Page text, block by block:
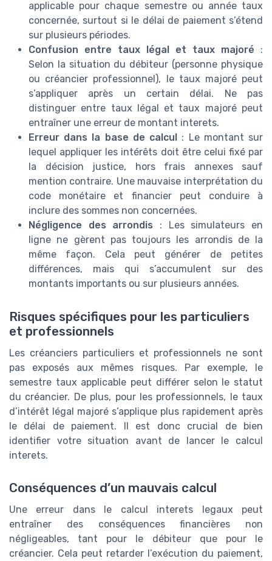
applicable pour chaque semestre ou année taux
concernée, surtout si le délai de paiement s’étend
sur plusieurs périodes.
Confusion entre taux légal et taux majoré :
Selon la situation du débiteur (personne physique
ou créancier professionnel), le taux majoré peut
s’appliquer après un certain délai. Ne pas
distinguer entre taux légal et taux majoré peut
entraîner une erreur de montant interets.
Erreur dans la base de calcul
: Le montant sur
lequel appliquer les intérêts doit être celui fixé par
la décision justice, hors frais annexes sauf
mention contraire. Une mauvaise interprétation du
code monétaire et financier peut conduire à
inclure des sommes non concernées.
Négligence des arrondis : Les simulateurs en
ligne ne gèrent pas toujours les arrondis de la
même façon. Cela peut générer de petites
différences, mais qui s’accumulent sur des
montants importants ou sur plusieurs années.
Risques spécifiques pour les particuliers
et professionnels
Les créanciers particuliers et professionnels ne sont
pas exposés aux mêmes risques. Par exemple, le
semestre taux applicable peut différer selon le statut
du créancier. De plus, pour les professionnels, le taux
d’intérêt légal majoré s’applique plus rapidement après
le délai de paiement. Il est donc crucial de bien
identifier votre situation avant de lancer le calcul
interets.
Conséquences d’un mauvais calcul
Une erreur dans le calcul interets legaux peut
entraîner des conséquences financières non
négligeables, tant pour le débiteur que pour le
créancier. Cela peut retarder l’exécution du paiement,